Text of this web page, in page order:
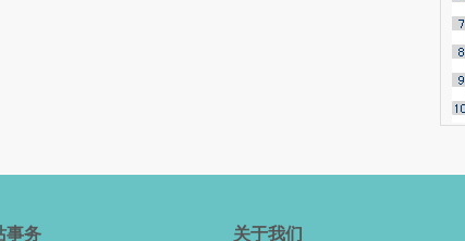
事务 关于我们